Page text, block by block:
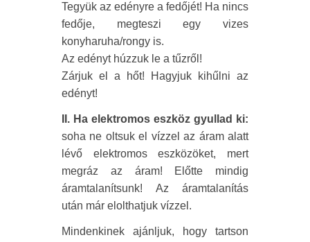
Tegyük az edényre a fedőjét! Ha nincs
fedője, megteszi egy vizes
konyharuha/rongy is.
Az edényt húzzuk le a tűzről!
Zárjuk el a hőt! Hagyjuk kihűlni az
edényt!
II. Ha elektromos eszköz gyullad ki:
soha ne oltsuk el vízzel az áram alatt
lévő elektromos eszközöket, mert
megráz az áram! Előtte mindig
áramtalanítsunk! Az áramtalanítás
után már elolthatjuk vízzel.
Mindenkinek ajánljuk, hogy tartson